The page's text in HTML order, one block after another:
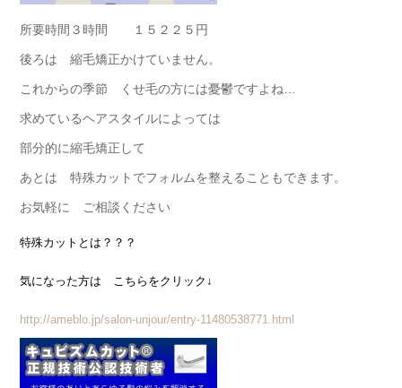
所要時間３時間 １５２２５円
後ろは 縮毛矯正かけていません。
これからの季節 くせ毛の方には憂鬱ですよね…
求めているヘアスタイルによっては
部分的に縮毛矯正して
あとは 特殊カットでフォルムを整えることもできます。
お気軽に ご相談ください
特殊カットとは？？？
気になった方は こちらをクリック↓
http://ameblo.jp/salon-unjour/entry-11480538771.html